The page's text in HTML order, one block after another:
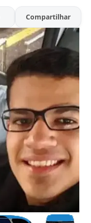
Compartilhar